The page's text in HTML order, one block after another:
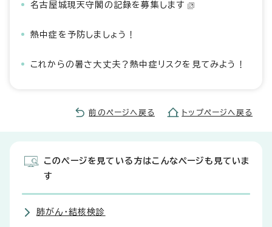
名古屋城現天守閣の記録を募集します
熱中症を予防しましょう！
これからの暑さ大丈夫？熱中症リスクを見てみよう！
前のページへ戻る トップページへ戻る
このページを見ている方はこんなページも見ていま
す
肺がん・結核検診